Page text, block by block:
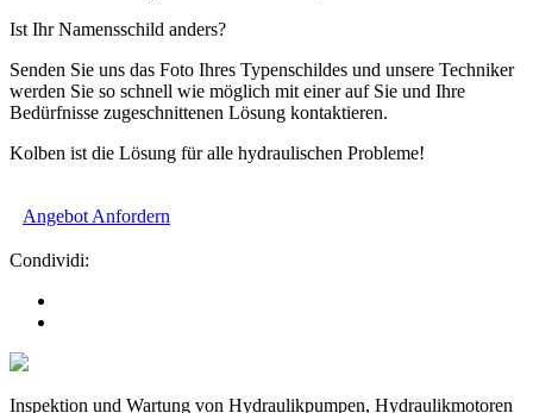
Ist Ihr Namensschild anders?
Senden Sie uns das Foto Ihres Typenschildes und unsere Techniker
werden Sie so schnell wie möglich mit einer auf Sie und Ihre
Bedürfnisse zugeschnittenen Lösung kontaktieren.
Kolben ist die Lösung für alle hydraulischen Probleme!
Angebot Anfordern
Condividi:
Inspektion und Wartung von Hydraulikpumpen, Hydraulikmotoren